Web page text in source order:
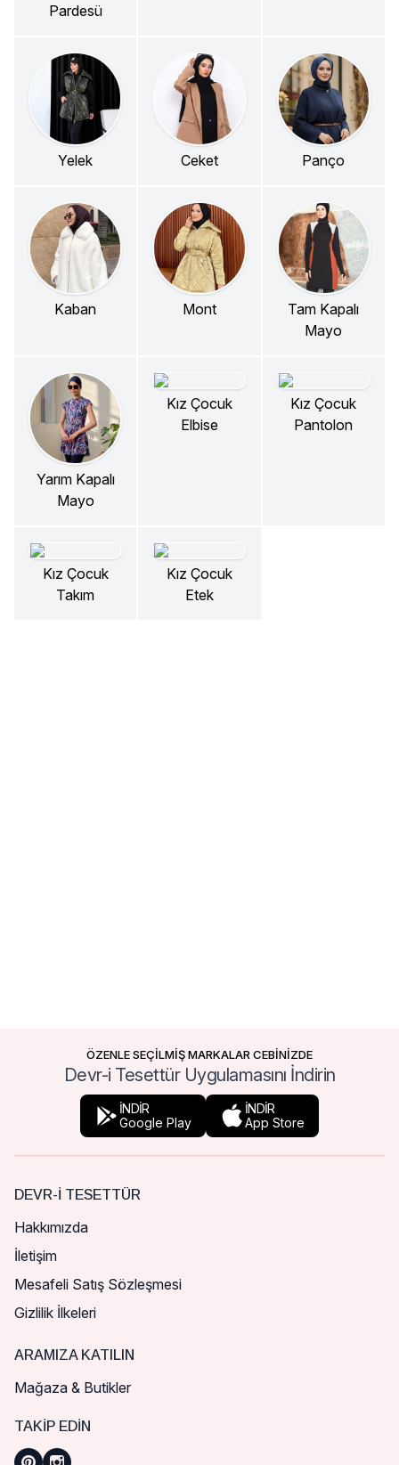
Pardesü
Yelek Ceket Panço
Kaban Mont
Tam Kapalı
Mayo
Yarım Kapalı
Mayo
Kız Çocuk
Elbise
Kız Çocuk
Pantolon
Kız Çocuk
Takım
Kız Çocuk
Etek
ÖZENLE SEÇİLMİŞ MARKALAR CEBİNİZDE
Devr-i Tesettür Uygulamasını İndirin
İNDİR
Google Play
İNDİR
App Store
DEVR-I TESETTÜR
Hakkımızda
İletişim
Mesafeli Satış Sözleşmesi
Gizlilik İlkeleri
ARAMIZA KATILIN
Mağaza & Butikler
TAKIP EDIN